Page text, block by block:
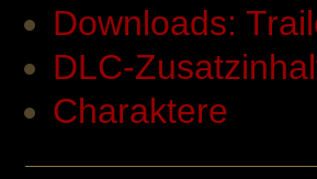
Downloads:
DLC-
Charaktere